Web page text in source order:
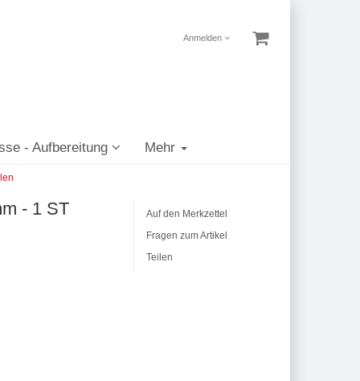
Anmelden
- Aufbereitung Mehr
- 1 ST
Auf den Merkzettel
Fragen zum Artikel
Teilen